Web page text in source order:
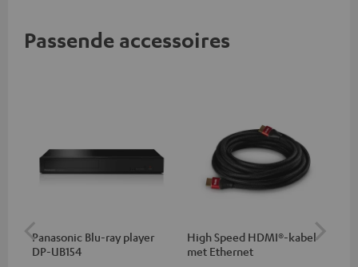
Passende accessoires
Panasonic Blu-ray player
DP-UB154
High Speed HDMI®-kabel
met Ethernet